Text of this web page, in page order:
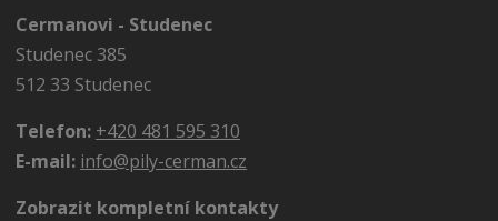
Cermanovi - Studenec
Studenec 385
512 33 Studenec
Telefon: +420 481 595 310
E-mail: info@pily-cerman.cz
Zobrazit kompletní kontakty